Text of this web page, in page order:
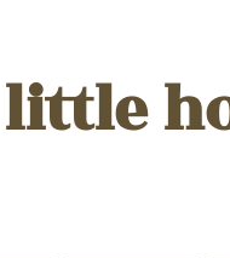
little